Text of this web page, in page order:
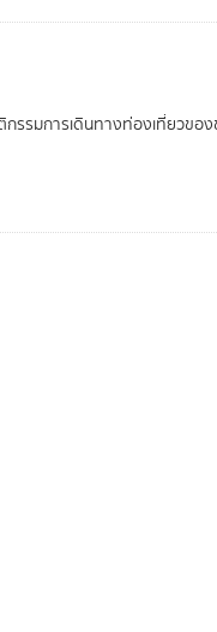
กรรมการเดินทางท่องเที่ยวของ